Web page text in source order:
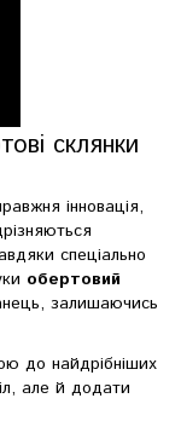
склянки
інновація,
спеціально
обертовий
залишаючись
до найдрібніших
але й додати